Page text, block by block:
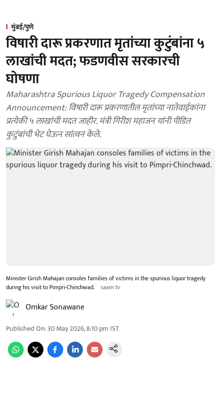
मुंबई/पुणे
विषारी दारू प्रकरणात मृतांच्या कुटुंबांना ५
लाखांची मदत; फडणवीस सरकारची
घोषणा
Maharashtra Spurious Liquor Tragedy Compensation
Announcement: विषारी दारू प्रकरणातील मृतांच्या नातेवाईकांना
प्रत्येकी ५ लाखांची मदत जाहीर. मंत्री गिरीश महाजन यांनी पीडित
कुटुंबांची भेट घेऊन सांत्वन केले.
Minister Girish Mahajan consoles families of victims in the spurious liquor tragedy
during his visit to Pimpri-Chinchwad.
saam tv
Omkar Sonawane
Published On:30 May 2026, 8:10 pm IST